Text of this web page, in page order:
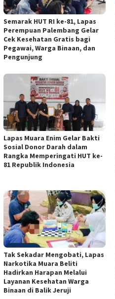
Semarak HUT RI ke-81, Lapas
Perempuan Palembang Gelar
Cek Kesehatan Gratis bagi
Pegawai, Warga Binaan, dan
Pengunjung
Lapas Muara Enim Gelar Bakti
Sosial Donor Darah dalam
Rangka Memperingati HUT ke-
81 Republik Indonesia
Tak Sekadar Mengobati, Lapas
Narkotika Muara Beliti
Hadirkan Harapan Melalui
Layanan Kesehatan Warga
Binaan di Balik Jeruji